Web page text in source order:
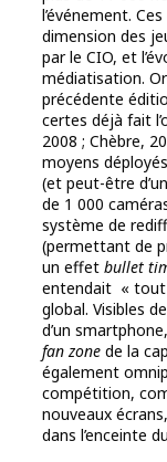
l’événement.
dimension des
par le CIO, et
médiatisation.
précédente
certes déjà fait
2008 ; Chèbre,
moyens
(et peut-être
de 1 000
système de
(permettant de
un effet bullet
entendait « tout
global. Visibles
d’un
fan zone de la
également
compétition,
nouveaux
dans l’enceinte